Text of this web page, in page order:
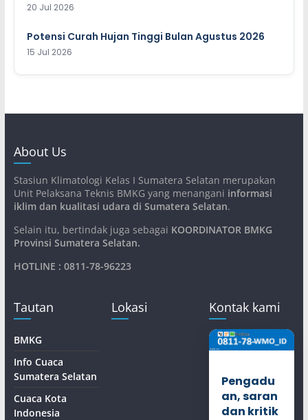
20 Jul 2026
Potensi Curah Hujan Tinggi Bulan Agustus 2026
15 Jul 2026
About Us
Stasiun Klimatologi Kelas I Sumatera Selatan merupakan
Unit Pelaksana Teknis BMKG yang menangani informasi
iklim dan kualitasi udara di Sumatera Selatan.
Selain itu, bertindak juga sebagai KOORDINATOR BMKG
Provinsi Sumatera Selatan.
HOTLINE : 0811-78-96223
Tautan
BMKG
Info Cuaca
Sumatera Selatan
Cuaca Kota
Indonesia
Lokasi Kontak kami
Pengadu
an, saran
dan kritik